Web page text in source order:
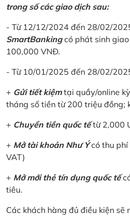
trong số các giao dịch sau:
- Từ 12/12/2024 đến 28/02/
SmartBankingcó phát sinh
100,000 VNĐ.
- Từ 10/01/2025 đến 28/02/
+ Gửi tiết kiệmtại quầy/online
tháng số tiền từ 200 triệu đồng;
+ Chuyển tiền quốc tếtừ 2,000
+ Mở tài khoản Như Ýcó thu
VAT)
+ Mở mới thẻ tín dụng quốc tế
tiêu.
Các khách hàng đủ điều kiện sẽ